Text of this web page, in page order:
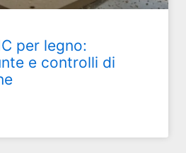
per legno:
e controlli di